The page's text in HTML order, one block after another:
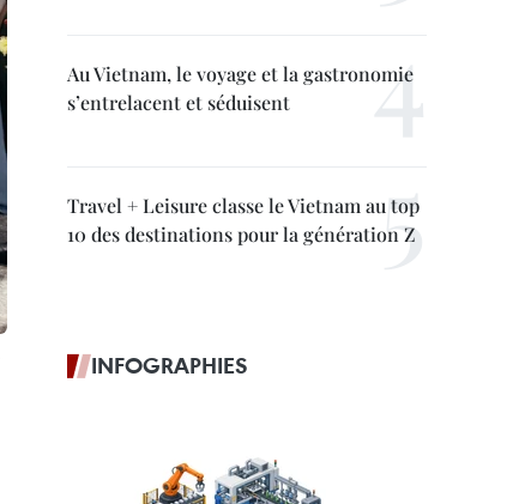
Au Vietnam, le voyage et la gastronomie
s’entrelacent et séduisent
Travel + Leisure classe le Vietnam au top
10 des destinations pour la génération Z
INFOGRAPHIES